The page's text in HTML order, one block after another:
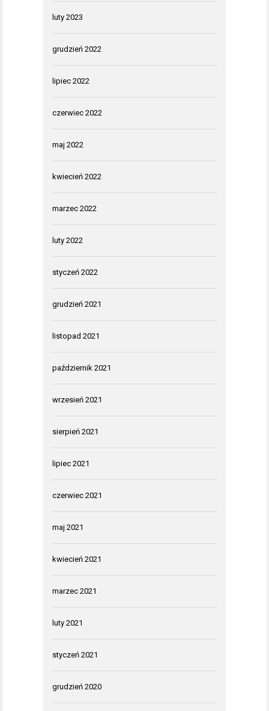
luty 2023
grudzień 2022
lipiec 2022
czerwiec 2022
maj 2022
kwiecień 2022
marzec 2022
luty 2022
styczeń 2022
grudzień 2021
listopad 2021
październik 2021
wrzesień 2021
sierpień 2021
lipiec 2021
czerwiec 2021
maj 2021
kwiecień 2021
marzec 2021
luty 2021
styczeń 2021
grudzień 2020